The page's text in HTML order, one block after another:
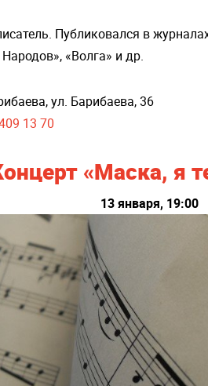
Публиковался в
«Волга» и др.
ул. Барибаева, 36
13 70
«Маска, я
13 января, 19:00